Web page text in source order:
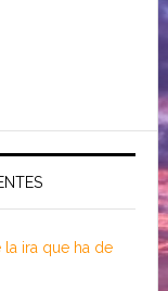
ira que ha de